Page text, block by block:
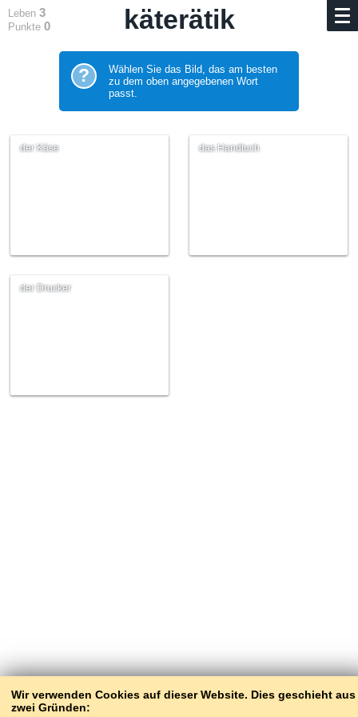
Wir verwenden Cookies auf dieser Website. Dies geschieht aus
zwei Gründen:
Leben 3
Punkte 0 käterätik
?
Wählen Sie das Bild, das am besten
zu dem oben angegebenen Wort
passt.
der Käse das Handtuch
der Drucker